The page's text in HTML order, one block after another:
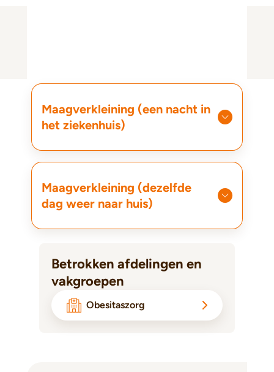
Maagverkleining (een nacht in
het ziekenhuis)
Maagverkleining (dezelfde
dag weer naar huis)
Betrokken afdelingen en
vakgroepen
Obesitaszorg